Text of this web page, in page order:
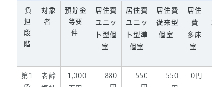
負
担
段
階
対象
者
預貯金
等要
件
居住費
ユニッ
ト型個
室
居住費
ユニッ
ト型準
個室
居住費
従来型
個室
居住
費
多床
室
施
第1
老齢
1,000
880
550
550
0円